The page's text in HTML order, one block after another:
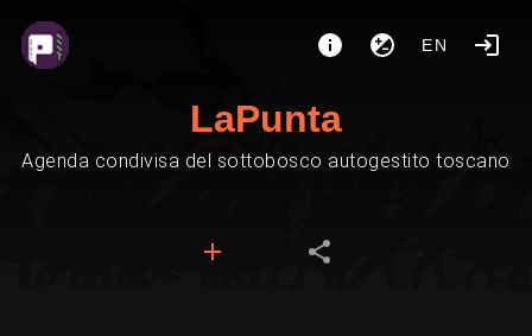
EN
LaPunta
Agenda condivisa del sottobosco autogestito toscano